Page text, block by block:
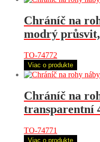
Chráníč na
modrý
TO-74772
Viac o produkte
Chráníč na
transparentní
TO-74771
Viac o produkte